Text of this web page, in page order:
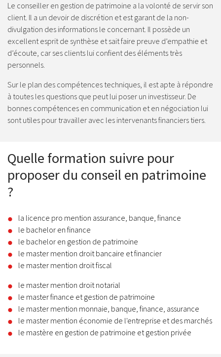
Le conseiller en gestion de patrimoine a la volonté de servir son
client. Il a un devoir de discrétion et est garant de la non-
divulgation des informations le concernant. Il possède un
excellent esprit de synthèse et sait faire preuve d’empathie et
d’écoute, car ses clients lui confient des éléments très
personnels.
Sur le plan des compétences techniques, il est apte à répondre
à toutes les questions que peut lui poser un investisseur. De
bonnes compétences en communication et en négociation lui
sont utiles pour travailler avec les intervenants financiers tiers.
Quelle formation suivre pour
proposer du conseil en patrimoine
?
la licence pro mention assurance, banque, finance
le bachelor en finance
le bachelor en gestion de patrimoine
le master mention droit bancaire et financier
le master mention droit fiscal
le master mention droit notarial
le master finance et gestion de patrimoine
le master mention monnaie, banque, finance, assurance
le master mention économie de l'entreprise et des marchés
le mastère en gestion de patrimoine et gestion privée